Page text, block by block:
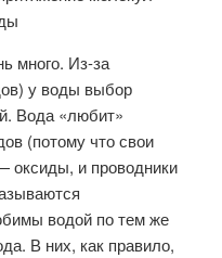
много. Из-за
у воды выбор
Вода «любит»
(потому что свои
оксиды, и проводники
водой по тем же
В них, как правило,